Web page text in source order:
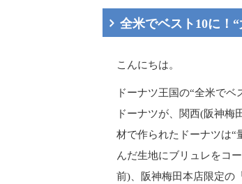
全米でベスト10に！
こんにちは。
ドーナツ王国の“全米で
ドーナツが、関西(阪神梅
材で作られたドーナツは“
んだ生地にブリュレをコ
前)、阪神梅田本店限定の